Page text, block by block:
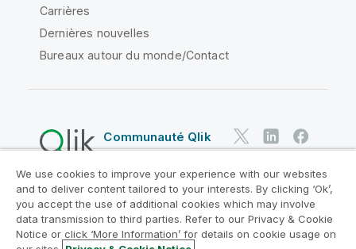
Carrières
Dernières nouvelles
Bureaux autour du monde/Contact
Communauté Qlik
Contrats juridiques
Conditions d'utilisation des produits
Legal Policies
Conditions légales
Conditions d'utilisation
Marques
We use cookies to improve your experience with our websites
and to deliver content tailored to your interests. By clicking ‘Ok’,
you accept the use of additional cookies which may involve
data transmission to third parties. Refer to our Privacy & Cookie
Notice or click ‘More Information’ for details on cookie usage on